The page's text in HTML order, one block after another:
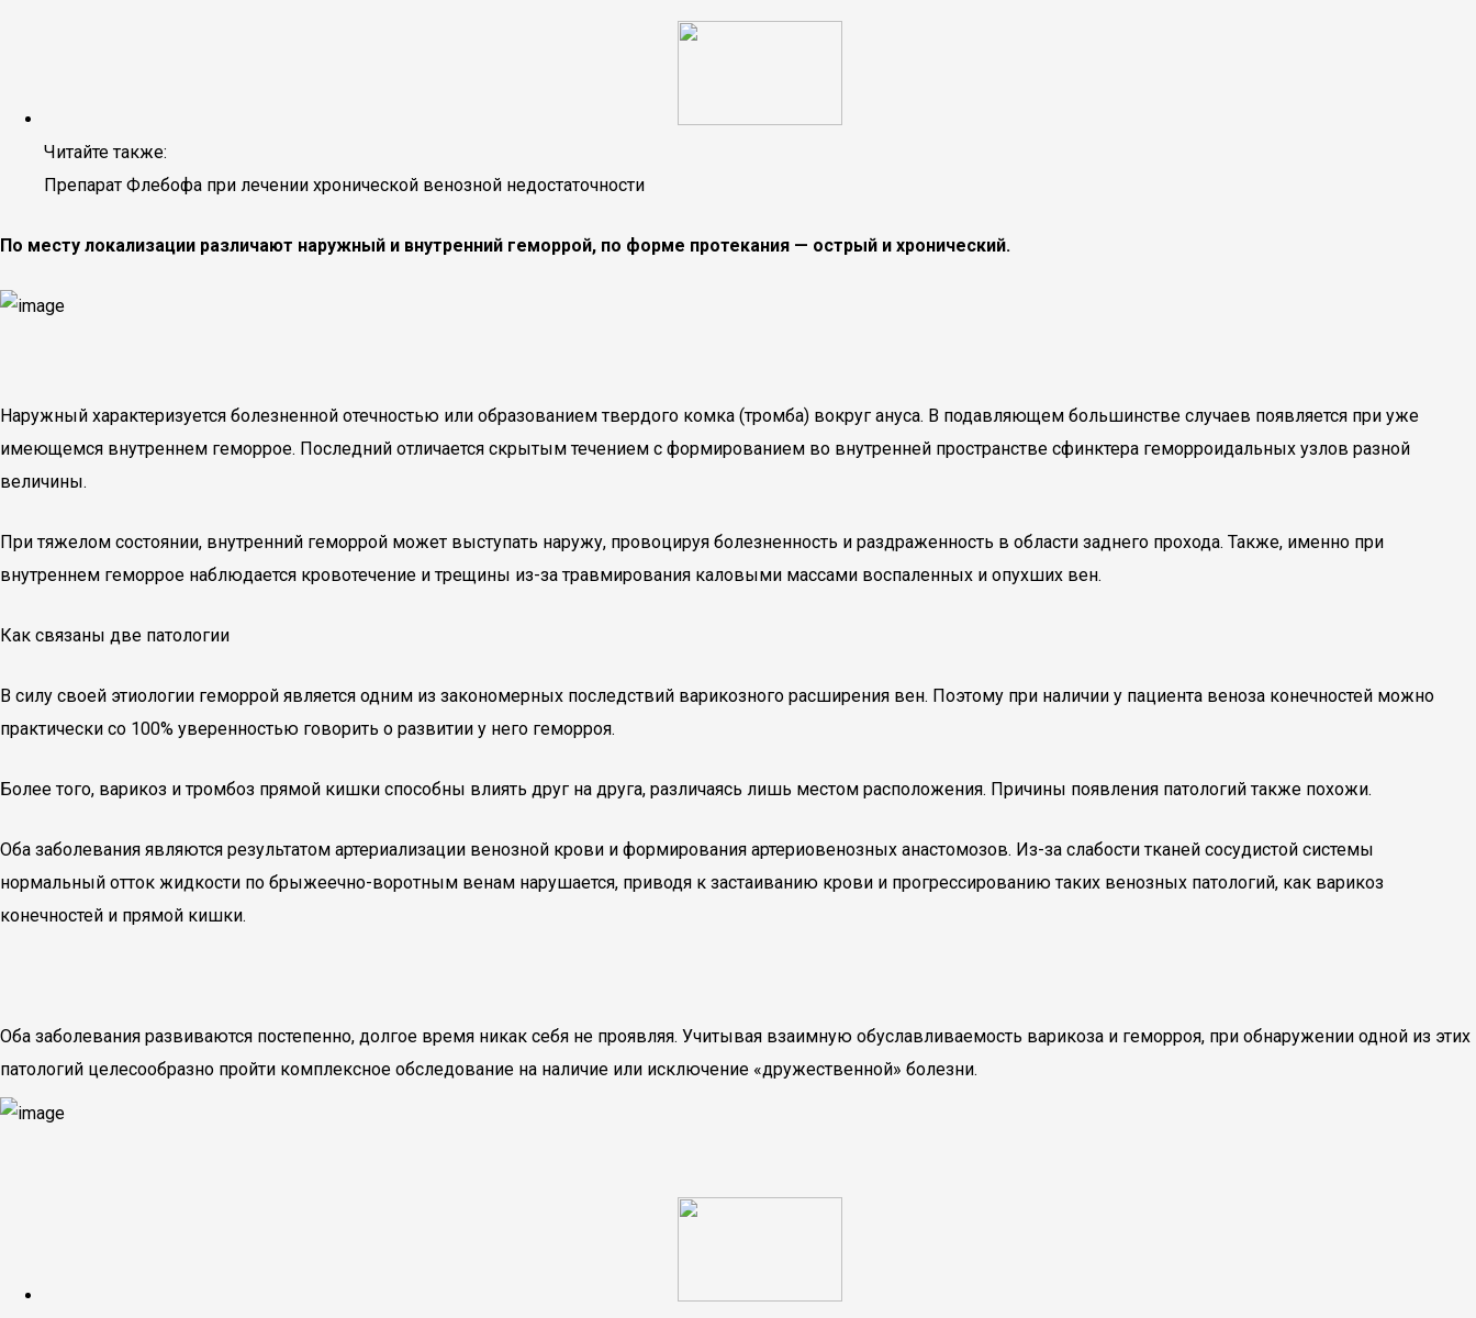
Читайте также:
Препарат Флебофа при лечении хронической венозной недостаточности
По месту локализации различают наружный и внутренний геморрой, по форме протекания — острый и хронический.
Наружный характеризуется болезненной отечностью или образованием твердого комка (тромба) вокруг ануса. В подавляющем большинстве случаев появляется при уже
имеющемся внутреннем геморрое. Последний отличается скрытым течением с формированием во внутренней пространстве сфинктера геморроидальных узлов разной
величины.
При тяжелом состоянии, внутренний геморрой может выступать наружу, провоцируя болезненность и раздраженность в области заднего прохода. Также, именно при
внутреннем геморрое наблюдается кровотечение и трещины из-за травмирования каловыми массами воспаленных и опухших вен.
Как связаны две патологии
В силу своей этиологии геморрой является одним из закономерных последствий варикозного расширения вен. Поэтому при наличии у пациента веноза конечностей можно
практически со 100% уверенностью говорить о развитии у него геморроя.
Более того, варикоз и тромбоз прямой кишки способны влиять друг на друга, различаясь лишь местом расположения. Причины появления патологий также похожи.
Оба заболевания являются результатом артериализации венозной крови и формирования артериовенозных анастомозов. Из-за слабости тканей сосудистой системы
нормальный отток жидкости по брыжеечно-воротным венам нарушается, приводя к застаиванию крови и прогрессированию таких венозных патологий, как варикоз
конечностей и прямой кишки.
Оба заболевания развиваются постепенно, долгое время никак себя не проявляя. Учитывая взаимную обуславливаемость варикоза и геморроя, при обнаружении одной из этих
патологий целесообразно пройти комплексное обследование на наличие или исключение «дружественной» болезни.